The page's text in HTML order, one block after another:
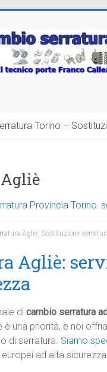
Torino –
Provincia Torino,
Agliè, Sostituzione
Agliè:
di cambio serratura
una priorità, e noi
di serratura. Siamo
ad alta